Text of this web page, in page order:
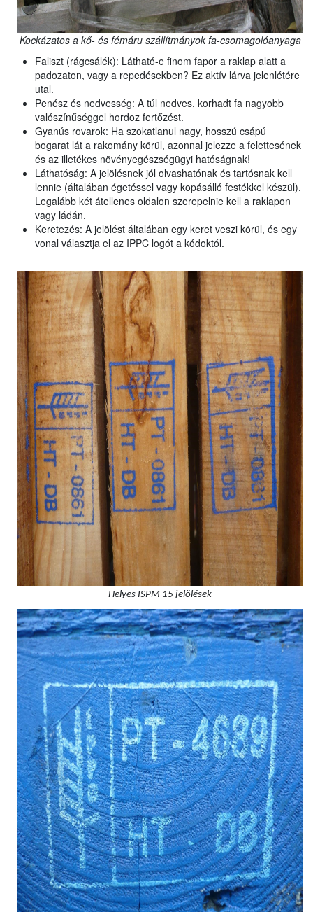
Kockázatos a kő- és fémáru szállítmányok fa-csomagolóanyaga
Faliszt (rágcsálék): Látható-e finom fapor a raklap alatt a
padozaton, vagy a repedésekben? Ez aktív lárva jelenlétére
utal.
Penész és nedvesség: A túl nedves, korhadt fa nagyobb
valószínűséggel hordoz fertőzést.
Gyanús rovarok: Ha szokatlanul nagy, hosszú csápú
bogarat lát a rakomány körül, azonnal jelezze a felettesének
és az illetékes növényegészségügyi hatóságnak!
Láthatóság: A jelölésnek jól olvashatónak és tartósnak kell
lennie (általában égetéssel vagy kopásálló festékkel készül).
Legalább két átellenes oldalon szerepelnie kell a raklapon
vagy ládán.
Keretezés: A jelölést általában egy keret veszi körül, és egy
vonal választja el az IPPC logót a kódoktól.
Helyes ISPM 15 jelölések